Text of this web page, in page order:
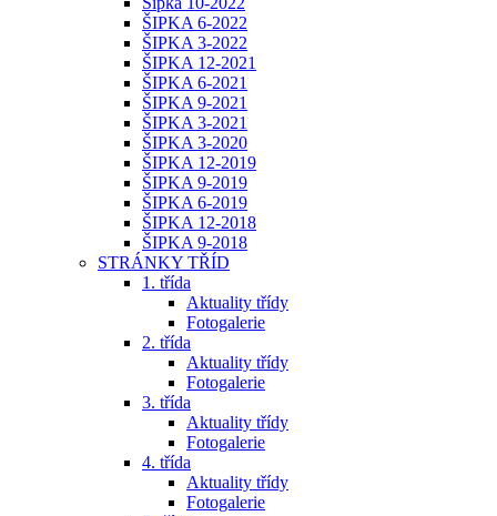
ŠIPKA 6-2022
ŠIPKA 3-2022
ŠIPKA 12-2021
ŠIPKA 6-2021
ŠIPKA 9-2021
ŠIPKA 3-2021
ŠIPKA 3-2020
ŠIPKA 12-2019
ŠIPKA 9-2019
ŠIPKA 6-2019
ŠIPKA 12-2018
ŠIPKA 9-2018
STRÁNKY TŘÍD
1. třída
Aktuality třídy
Fotogalerie
2. třída
Aktuality třídy
Fotogalerie
3. třída
Aktuality třídy
Fotogalerie
4. třída
Aktuality třídy
Fotogalerie